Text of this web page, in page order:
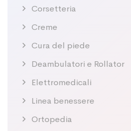
Corsetteria
Creme
Cura del piede
Deambulatori e Rollator
Elettromedicali
Linea benessere
Ortopedia